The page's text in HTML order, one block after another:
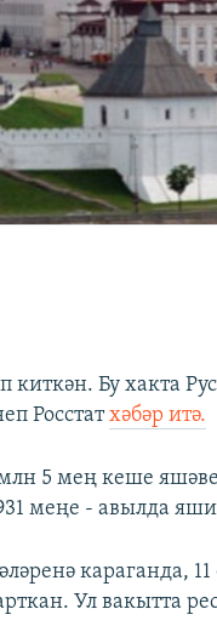
Бу хакта
Росстатхәбәр итә.
5 мең кеше
меңе - авылда
караганда, 11
Ул вакытта